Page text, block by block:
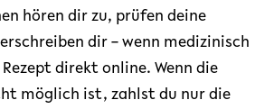
hören dir zu, prüfen deine
dir – wenn medizinisch
direkt online. Wenn die
möglich ist, zahlst du nur die